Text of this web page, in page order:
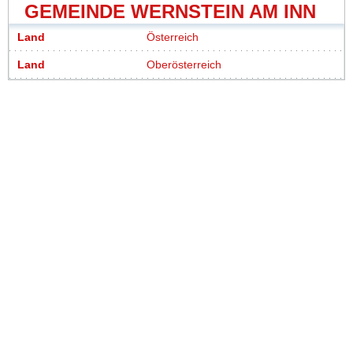
GEMEINDE WERNSTEIN AM INN
Land Österreich
Land Oberösterreich